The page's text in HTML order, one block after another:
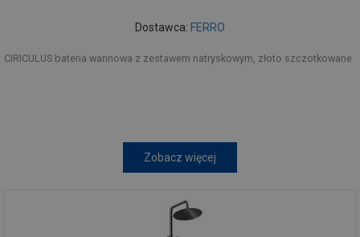
Dostawca: FERRO
CIRICULUS bateria wannowa z zestawem natryskowym, złoto szczotkowane
Zobacz więcej